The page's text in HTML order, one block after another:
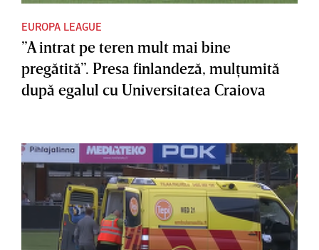
EUROPA LEAGUE
”A intrat pe teren mult mai bine
pregătită”. Presa finlandeză, mulţumită
după egalul cu Universitatea Craiova